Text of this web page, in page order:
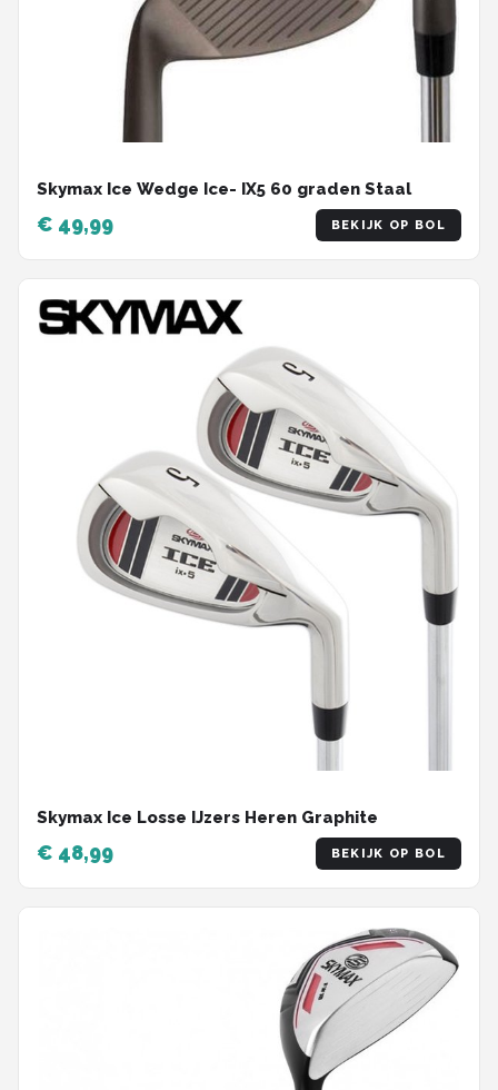
Skymax Ice Wedge Ice- IX5 60 graden Staal
€ 49,99 BEKIJK OP BOL
Skymax Ice Losse IJzers Heren Graphite
€ 48,99 BEKIJK OP BOL